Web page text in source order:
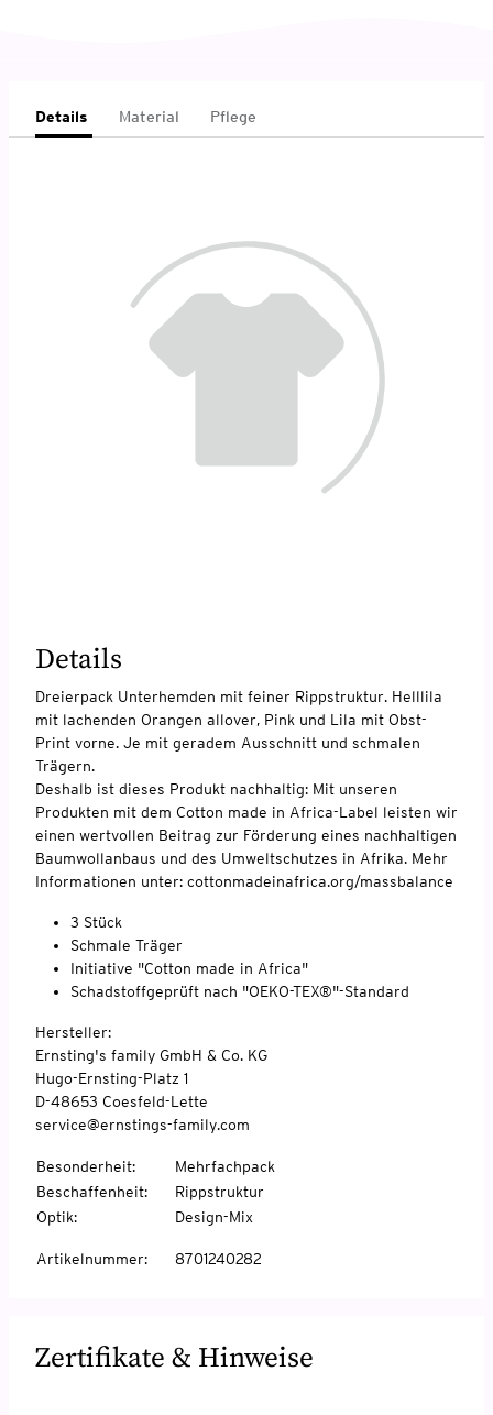
Details Material Pflege
Details
Dreierpack Unterhemden mit feiner Rippstruktur. Helllila
mit lachenden Orangen allover, Pink und Lila mit Obst-
Print vorne. Je mit geradem Ausschnitt und schmalen
Trägern.
Deshalb ist dieses Produkt nachhaltig: Mit unseren
Produkten mit dem Cotton made in Africa-Label leisten wir
einen wertvollen Beitrag zur Förderung eines nachhaltigen
Baumwollanbaus und des Umweltschutzes in Afrika. Mehr
Informationen unter: cottonmadeinafrica.org/massbalance
3 Stück
Schmale Träger
Initiative "Cotton made in Africa"
Schadstoffgeprüft nach "OEKO-TEX®"-Standard
Hersteller:
Ernsting's family GmbH & Co. KG
Hugo-Ernsting-Platz 1
D-48653 Coesfeld-Lette
service@ernstings-family.com
Besonderheit:
Mehrfachpack
Beschaffenheit:
Rippstruktur
Optik: Design-Mix
Artikelnummer: 8701240282
Zertifikate & Hinweise